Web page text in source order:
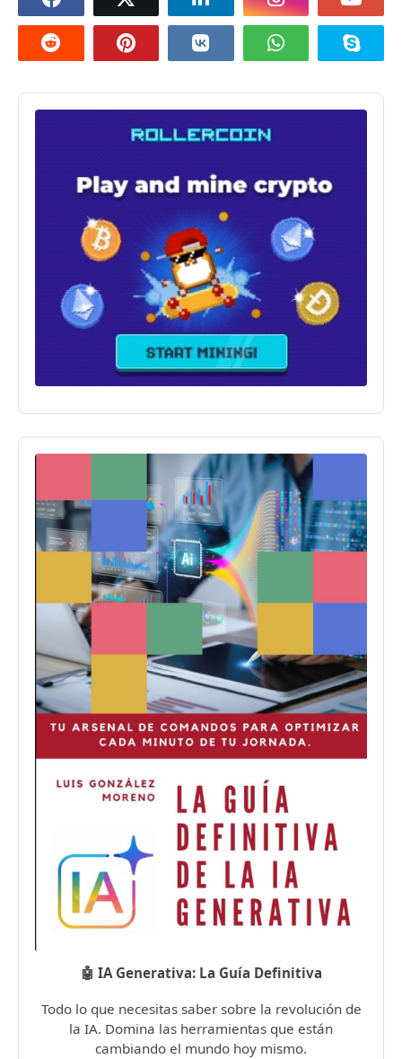
🤖 IA Generativa: La Guía Definitiva
Todo lo que necesitas saber sobre la revolución de
la IA. Domina las herramientas que están
cambiando el mundo hoy mismo.